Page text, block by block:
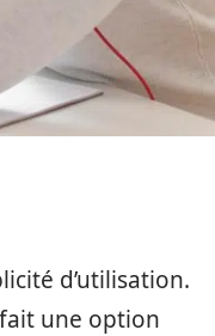
d’utilisation.
une option